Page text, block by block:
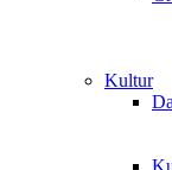
Kultur